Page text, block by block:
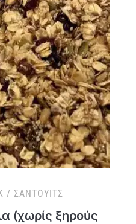
/ ΣΆΝΤΟΥΙΤΣ
(χωρίς ξηρούς